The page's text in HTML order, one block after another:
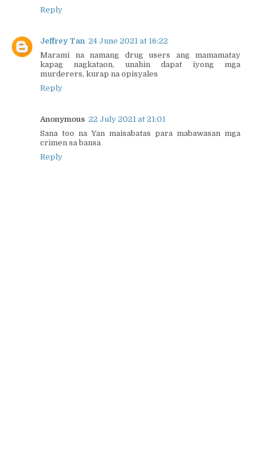
Reply
Jeffrey Tan 24 June 2021 at 16:22
Marami na namang drug users ang mamamatay
kapag nagkataon, unahin dapat iyong mga
murderers, kurap na opisyales
Reply
Anonymous 22 July 2021 at 21:01
Sana too na Yan maisabatas para mabawasan mga
crimen sa bansa
Reply